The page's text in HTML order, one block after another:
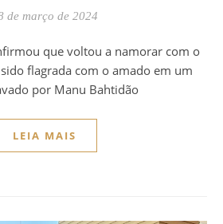
de março de 2024
flagrada com o amado em um
por Manu Bahtidão
LEIA MAIS